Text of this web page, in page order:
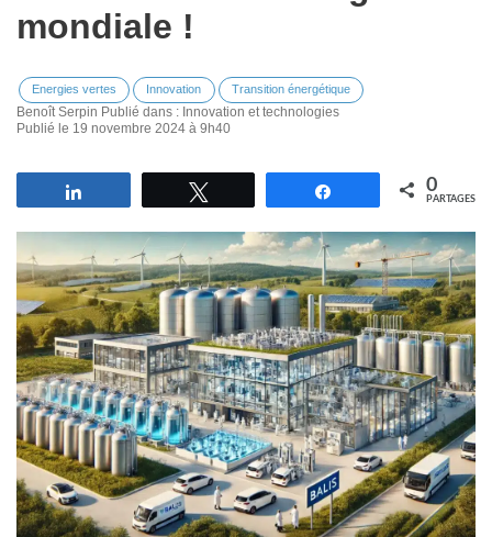
mondiale !
Energies vertes Innovation Transition énergétique
Benoît Serpin Publié dans : Innovation et technologies
Publié le 19 novembre 2024 à 9h40
Partagez 0
PARTAGES